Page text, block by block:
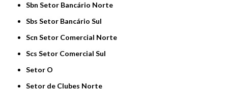
Sbn Setor Bancário Norte
Sbs Setor Bancário Sul
Scn Setor Comercial Norte
Scs Setor Comercial Sul
Setor O
Setor de Clubes Norte